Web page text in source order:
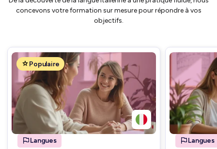
concevons votre formation sur mesure pour répondre à vos
objectifs.
Populaire
Langues Langues